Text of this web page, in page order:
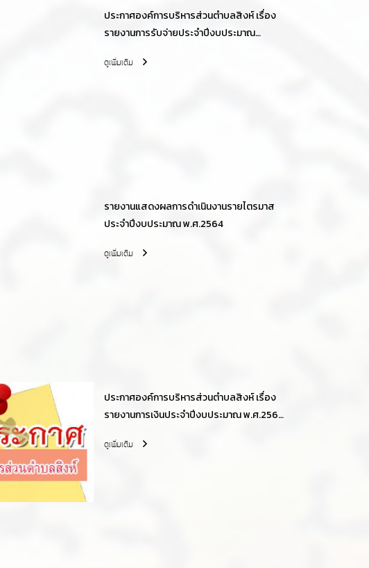
ประกาศองค์การบริหารส่วนตำบลสิงห์ เรื่อง
รายงานการรับจ่ายประจำปีงบประมาณ
ดูเพิ่มเติม
รายงานแสดงผลการดำเนินงานรายไตรมาส
ประจำปีงบประมาณ พ.ศ.2564
ดูเพิ่มเติม
ประกาศองค์การบริหารส่วนตำบลสิงห์ เรื่อง
รายงานการเงินประจำปีงบประมาณ พ.ศ.2563
สำนักงานการตรวจเงินแผ่นดิน
ดูเพิ่มเติม